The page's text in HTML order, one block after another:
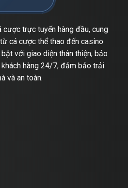
cược trực tuyến hàng đầu, cung
cá cược thể thao đến casino
với giao diện thân thiện, bảo
hàng 24/7, đảm bảo trải
và an toàn.